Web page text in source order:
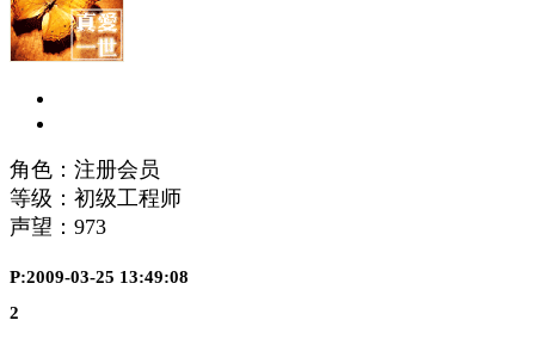
角色：注册会员
等级：初级工程师
声望： 973
P:2009-03-25 13:49:08
2